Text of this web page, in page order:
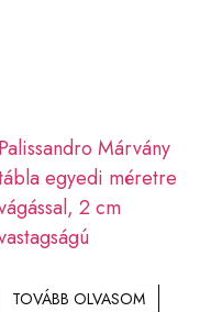
Palissandro Márvány
egyedi méretre
2 cm
TOVÁBB OLVASOM